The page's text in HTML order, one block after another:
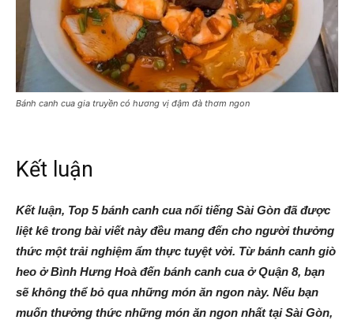
Bánh canh cua gia truyền có hương vị đậm đà thơm ngon
Kết luận
Kết luận, Top 5 bánh canh cua nổi tiếng Sài Gòn đã được
liệt kê trong bài viết này đều mang đến cho người thưởng
thức một trải nghiệm ẩm thực tuyệt vời. Từ bánh canh giò
heo ở Bình Hưng Hoà đến bánh canh cua ở Quận 8, bạn
sẽ không thể bỏ qua những món ăn ngon này. Nếu bạn
muốn thưởng thức những món ăn ngon nhất tại Sài Gòn,